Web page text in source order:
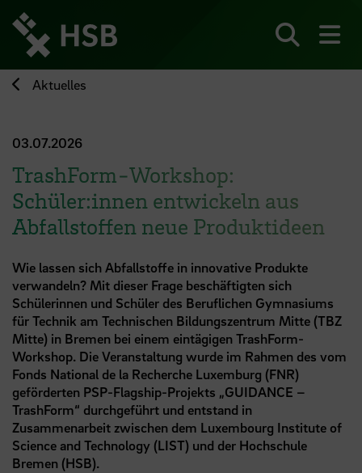
zum
Seiteninhalt
springen
Aktuelles
03.07.2026
TrashForm-Workshop:
Schüler:innen entwickeln aus
Abfallstoffen neue Produktideen
Wie lassen sich Abfallstoffe in innovative Produkte
verwandeln? Mit dieser Frage beschäftigten sich
Schülerinnen und Schüler des Beruflichen Gymnasiums
für Technik am Technischen Bildungszentrum Mitte (TBZ
Mitte) in Bremen bei einem eintägigen TrashForm-
Workshop. Die Veranstaltung wurde im Rahmen des vom
Fonds National de la Recherche Luxemburg (FNR)
geförderten PSP-Flagship-Projekts „GUIDANCE –
TrashForm“ durchgeführt und entstand in
Zusammenarbeit zwischen dem Luxembourg Institute of
Science and Technology (LIST) und der Hochschule
Bremen (HSB).